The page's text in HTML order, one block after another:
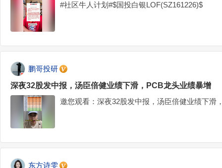
#社区牛人计划#$国投白银LOF(SZ161226)$
鹏哥投研
深夜32股发中报，汤臣倍健业绩下滑，PCB龙头业绩暴增
邀您观看：深夜32股发中报，汤臣倍健业绩下滑
东方诗雯